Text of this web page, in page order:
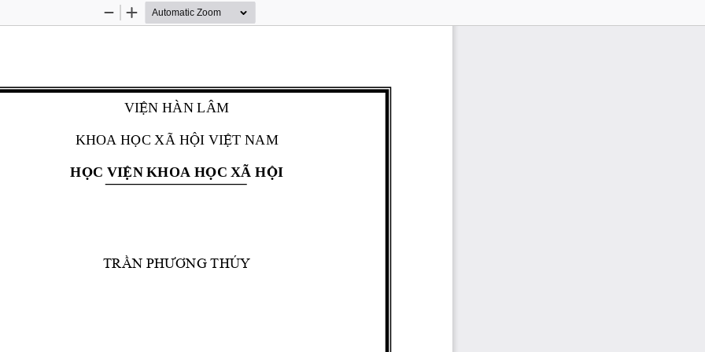
Zoom
Zoom
VIỆN HÀN LÂM
KHOA HỌC XÃ HỘI VIỆT NAM
HỌC VIỆN KHOA HỌC XÃ HỘI
TRẦN PHƯƠNG THÚY